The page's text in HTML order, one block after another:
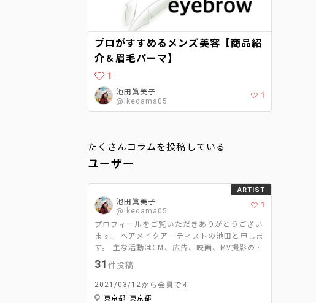
プロがすすめるメンズ美容【商品紹
介＆眉毛パーマ】
1
池田眞美子
@Ikedama05
1
たくさんコラムを投稿している
ユーザー
池田眞美子
@Ikedama05
1
プロフィールをご覧いただきありがとうござい
ます。 ヘアメイクアーティストの池田と申しま
す。 主な活動はCM、広告、映画、MV撮影のヘ
アメイクと美容ライターです。 ヘアメイクは
｢スパイスである2%をどれだけ引き立たせて周
りを調和するか｣ 美容ライターは｢ヘアメイク
ならではの視点で＋‪αの情報を発信するか‬｣ を
31件投稿
2021/03/12から会員です
東京都 東京都
ARTIST